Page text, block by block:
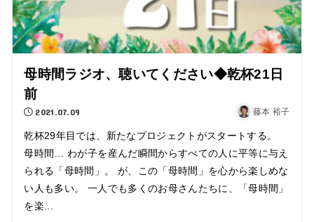
母時間ラジオ、聴いてください◆乾杯21日
前
2021.07.09 藤本 裕子
乾杯29年目では、新たなプロジェクトがスタートする。
母時間… わが子を産んだ瞬間からすべての人に平等に与え
られる「母時間」。 が、この「母時間」を心から楽しめな
い人も多い。 一人でも多くのお母さんたちに、「母時間」
を楽...